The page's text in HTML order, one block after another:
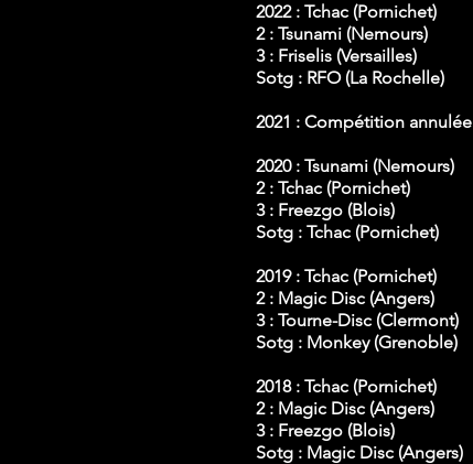
2022 : Tchac (Pornichet)
2 : Tsunami (Nemours)
3 : Friselis (Versailles)
Sotg : RFO (La Rochelle)
2021 : Compétition annulée
2020 : Tsunami (Nemours)
2 : Tchac (Pornichet)
3 : Freezgo (Blois)
Sotg : Tchac (Pornichet)
2019 : Tchac (Pornichet)
2 : Magic Disc (Angers)
3 : Tourne-Disc (Clermont)
Sotg : Monkey (Grenoble)
2018 : Tchac (Pornichet)
2 : Magic Disc (Angers)
3 : Freezgo (Blois)
Sotg : Magic Disc (Angers)